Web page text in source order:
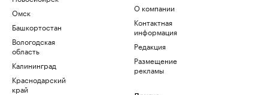
Омск
Башкортостан
Вологодская
область
Калининград
Краснодарский
край
О компании
Контактная
информация
Редакция
Размещение
рекламы